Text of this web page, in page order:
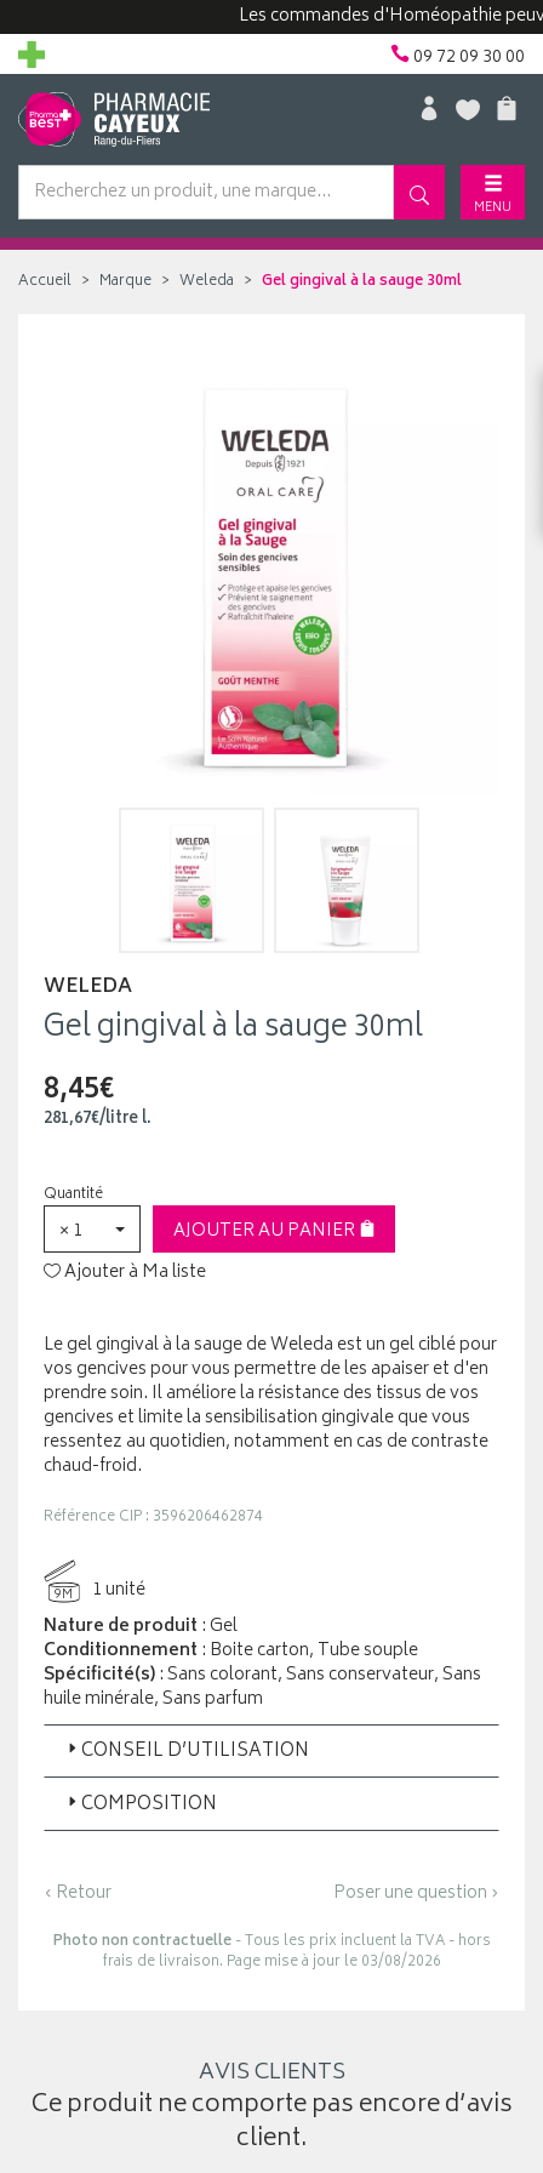
Les commandes d'Homéopathie peuvent
09 72 09 30 00
MENU
Accueil Marque Weleda Gel gingival à la sauge 30ml
WELEDA
Gel gingival à la sauge 30ml
8,45€
281,67€/litrel.
Quantité
× 1
AJOUTER AU PANIER
Ajouter à Ma liste
Le gel gingival à la sauge de Weleda est un gel ciblé pour
vos gencives pour vous permettre de les apaiser et d'en
prendre soin. Il améliore la résistance des tissus de vos
gencives et limite la sensibilisation gingivale que vous
ressentez au quotidien, notamment en cas de contraste
chaud-froid.
Référence CIP : 3596206462874
9M
1 unité
Nature de produit : Gel
Conditionnement : Boite carton, Tube souple
Spécificité(s): Sans colorant, Sans conservateur, Sans
huile minérale, Sans parfum
CONSEIL D’UTILISATION
COMPOSITION
‹ Retour Poser une question ›
Photo non contractuelle- Tous les prix incluent la TVA - hors
frais de livraison. Page mise à jour le 03/08/2026
AVIS CLIENTS
Ce produit ne comporte pas encore d’avis
client.